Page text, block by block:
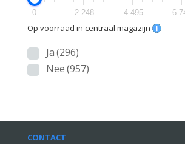
0 2 248 4 495 6
Op voorraad in centraal magazijn
Ja(296)
Nee(957)
CONTACT